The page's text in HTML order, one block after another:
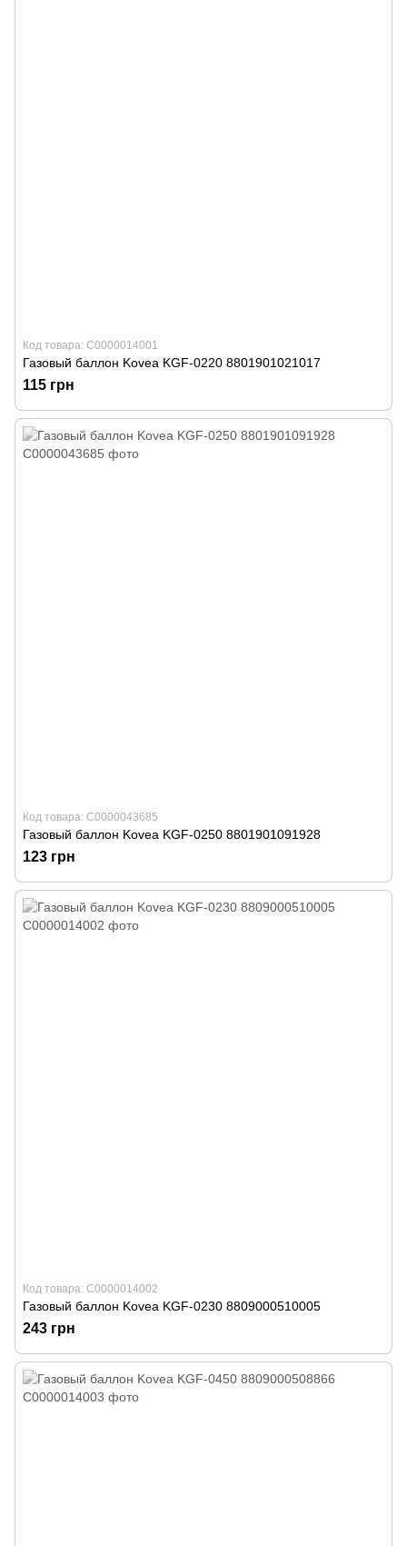
Код товара: С0000014001
Газовый баллон Kovea KGF-0220 8801901021017
115 грн
Код товара: С0000043685
Газовый баллон Kovea KGF-0250 8801901091928
123 грн
Код товара: С0000014002
Газовый баллон Kovea KGF-0230 8809000510005
243 грн